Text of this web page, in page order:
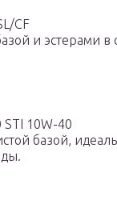
CF
и эстерами в
STI 10W-40
базой,